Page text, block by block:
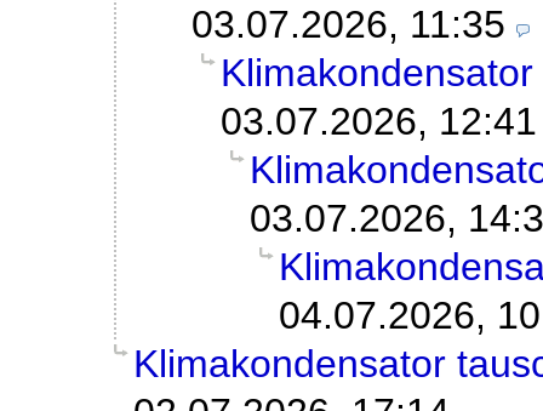
03.07.2026, 11:35
03.07.2026, 12:41
03.07.2026,
04.07.2026,
Klimakondensator